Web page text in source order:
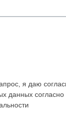
я даю
данных согласно